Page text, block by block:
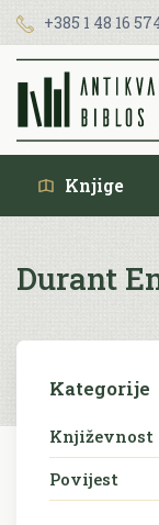
+385 1 48 16
Knjige
Durant
Kategorije
Književnost
Povijest